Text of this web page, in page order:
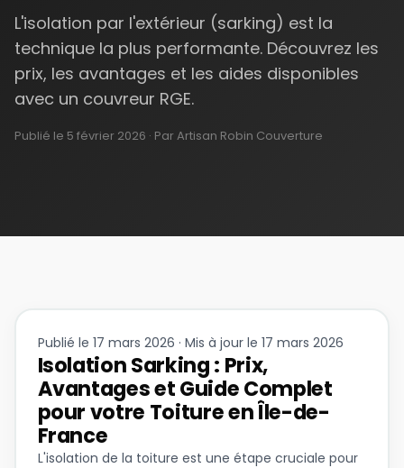
L'isolation par l'extérieur (sarking) est la
technique la plus performante. Découvrez les
prix, les avantages et les aides disponibles
avec un couvreur RGE.
Publié le 5 février 2026 · Par Artisan Robin Couverture
Publié le 17 mars 2026 · Mis à jour le 17 mars 2026
Isolation Sarking : Prix,
Avantages et Guide Complet
pour votre Toiture en Île-de-
France
L'isolation de la toiture est une étape cruciale pour